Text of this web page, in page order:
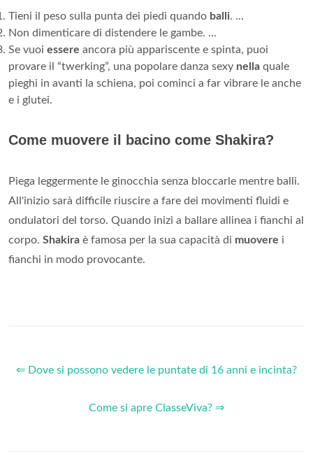
Tieni il peso sulla punta dei piedi quando balli. ...
Non dimenticare di distendere le gambe. ...
Se vuoi essere ancora più appariscente e spinta, puoi
provare il “twerking”, una popolare danza sexy nella quale
pieghi in avanti la schiena, poi cominci a far vibrare le anche
e i glutei.
Come muovere il bacino come Shakira?
Piega leggermente le ginocchia senza bloccarle mentre balli.
All'inizio sarà difficile riuscire a fare dei movimenti fluidi e
ondulatori del torso. Quando inizi a ballare allinea i fianchi al
corpo. Shakira è famosa per la sua capacità di muovere i
fianchi in modo provocante.
⇐ Dove si possono vedere le puntate di 16 anni e incinta?
Come si apre ClasseViva? ⇒